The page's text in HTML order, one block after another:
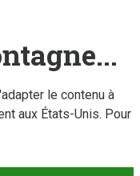
le contenu à
aux États-Unis. Pour